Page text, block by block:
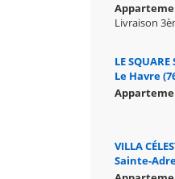
Livraison
LE
Le Havre
VILLA
Sainte-